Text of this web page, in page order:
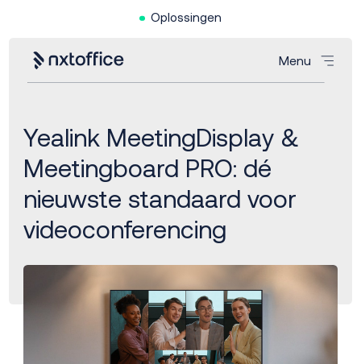
Oplossingen
Menu
Yealink MeetingDisplay &
Meetingboard PRO: dé
nieuwste standaard voor
videoconferencing